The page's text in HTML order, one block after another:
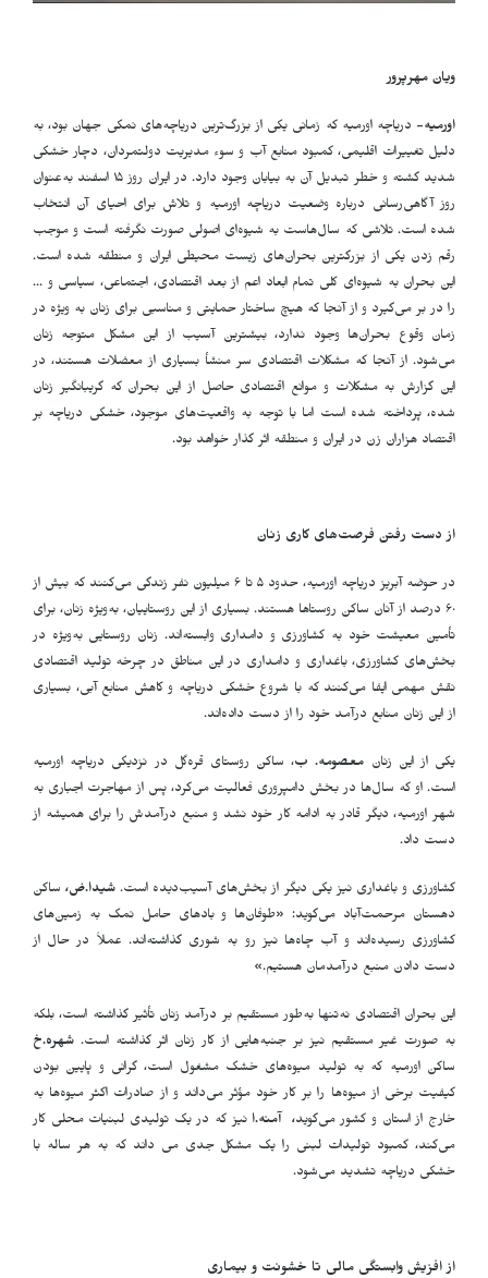
ویان مهرپرور
اورمیه- دریاچه اورمیه که زمانی یکی از بزرگ‌ترین دریاچه‌های نمکی جهان بود، به
دلیل تغییرات اقلیمی، کمبود منابع آب و سوء مدیریت دولتمردان، دچار خشکی
شدید گشته و خطر تبدیل آن به بیابان وجود دارد. در ایران روز ۱۵ اسفند به‌عنوان
روز آگاهی‌رسانی درباره وضعیت دریاچه اورمیه و تلاش برای احیای آن انتخاب
شده است. تلاشی که سال‌هاست به شیوه‌ای اصولی صورت نگرفته است و موجب
رقم زدن یکی از بزرگترین بحران‌های زیست محیطی ایران و منطقه شده است.
این بحران به شیوه‌ای کلی تمام ابعاد اعم از بعد اقتصادی، اجتماعی، سیاسی و ...
را در بر می‌گیرد و از آنجا که هیچ ساختار‌ حمایتی و مناسبی برای زنان به ویژه در
زمان وقوع بحران‌ها وجود ندارد، بیشترین آسیب از این مشکل متوجه زنان
می‌شود. از آنجا که مشکلات اقتصادی سر منشأ بسیاری از معضلات هستند، در
این گزارش به مشکلات و موانع اقتصادی حاصل از این بحران که گریبانگیر زنان
شده، پرداخته شده است اما با توجه به واقعیت‌های موجود، خشکی دریاچه بر
اقتصاد هزاران زن در ایران و منطقه اثر گذار خواهد بود.
از دست رفتن فرصت‌های کاری زنان
در حوضه آبریز دریاچه اورمیه، حدود ۵ تا ۶ میلیون نفر زندگی می‌کنند که بیش از
۶٠ درصد از آنان ساکن روستاها هستند. بسیاری از این روستاییان، به‌ویژه زنان، برای
تأمین معیشت خود به کشاورزی و دامداری وابسته‌اند. زنان روستایی به‌ویژه در
بخش‌های کشاورزی، باغداری و دامداری در این مناطق در چرخه تولید اقتصادی
نقش مهمی ایفا می‌کنند که با شروع خشکی دریاچه و کاهش منابع آبی، بسیاری
از این زنان منابع درآمد خود را از دست داده‌اند.
یکی از این زنان معصومه. ب، ساکن روستای قره‌گل در نزدیکی دریاچه اورمیه
است. او که سال‌ها در بخش دامپروری فعالیت می‌کرد، پس از مهاجرت اجباری به
شهر اورمیه، دیگر قادر به ادامه کار خود نشد و منبع درآمدش را برای همیشه از
دست داد.
کشاورزی و باغداری نیز یکی دیگر از بخش‌های آسیب‌دیده است. شیدا.ض،ساکن
دهستان مرحمت‌آباد می‌گوید: «طوفان‌ها و بادهای حامل نمک به زمین‌های
کشاورزی رسیده‌اند و آب چاه‌ها نیز رو به شوری گذاشته‌اند. عملاً در حال از
دست دادن منبع درآمدمان هستیم.»
این بحران اقتصادی نه‌تنها به‌طور مستقیم بر درآمد زنان تأثیر گذاشته است، بلکه
به صورت غیر مستقیم نیز بر جنبه‌هایی از کار زنان اثر گذاشته است. شهره.خ
ساکن اورمیه که به تولید میوه‌های خشک مشغول است، گرانی و پایین بودن
کیفیت برخی از میوه‌ها را بر کار خود مؤثر می‌داند و از صادرات اکثر میوه‌ها به
خارج از استان و کشور می‌گوید، آمنه.ا نیز که در یک تولیدی لبنیات محلی کار
می‌کند، کمبود تولیدات لبنی را یک مشکل جدی می داند که به هر ساله با
خشکی دریاچه تشدید می‌شود.
از افزیش وابستگی مالی تا خشونت و بیماری